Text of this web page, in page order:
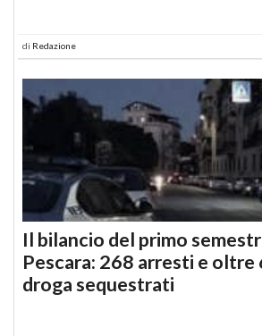
di Redazione
Il bilancio del primo
Pescara: 268 arresti e oltre
droga sequestrati